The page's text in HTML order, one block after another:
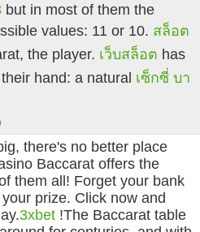
but in most of them the
values: 11 or 10. สล็อต
the player. เว็บสล็อต has
hand: a natural เซ็กซี่ บา
there's no better place
Baccarat offers the
them all! Forget your bank
prize. Click now and
3xbet !The Baccarat table